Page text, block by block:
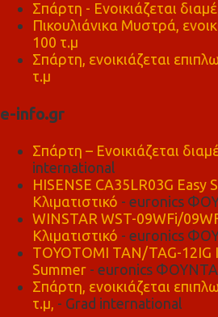
Σπάρτη - Ενοικιάζεται
Πικουλιάνικα Μυστρά,
100 τ.μ
Σπάρτη, ενοικιάζεται
τ.μ
e-info.gr
Σπάρτη – Ενοικιάζεται
international
HISENSE CA35LR03G Easy
Κλιματιστικό - euronics
WINSTAR WST-09WFi/
Κλιματιστικό - euronics
TOYOTOMI TAN/TAG-12IG
Summer - euronics
Σπάρτη, ενοικιάζεται
τ.μ, - Grad international